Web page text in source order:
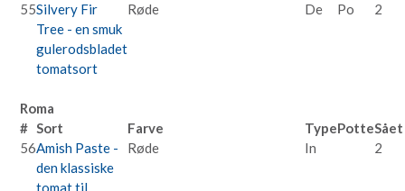
55Silvery Fir
Tree - en smuk
gulerodsbladet
tomatsort
Røde De Po 2
Roma
# Sort Farve TypePotteSået
56Amish Paste -
den klassiske
tomat til
Røde In 2